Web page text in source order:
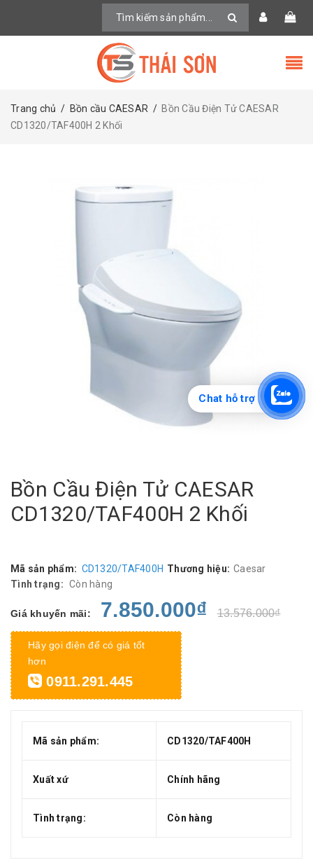
Trang chủ / Bồn cầu CAESAR / Bồn Cầu Điện Tử CAESAR
CD1320/TAF400H 2 Khối
Bồn Cầu Điện Tử CAESAR
CD1320/TAF400H 2 Khối
Mã sản phẩm: CD1320/TAF400H Thương hiệu: Caesar
Tình trạng: Còn hàng
Giá khuyến mãi: 7.850.000₫ 13.576.000₫
Hãy gọi điện để có giá tốt
hơn
0911.291.445
Mã sản phẩm: CD1320/TAF400H
Xuất xứ Chính hãng
Tình trạng: Còn hàng
Chat hỗ trợ